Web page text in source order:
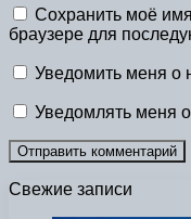
Сохранить моё
браузере для
Уведомить меня о
Уведомлять меня
Свежие записи